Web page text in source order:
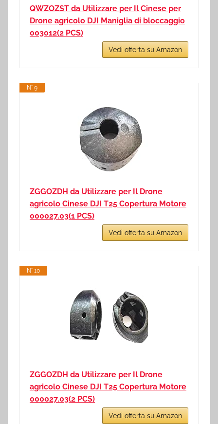
QWZOZST da Utilizzare per Il Cinese per
Drone agricolo DJI Maniglia di bloccaggio
003012(2 PCS)
Vedi offerta su Amazon
N° 9
ZGGOZDH da Utilizzare per Il Drone
agricolo Cinese DJI T25 Copertura Motore
000027.03(1 PCS)
Vedi offerta su Amazon
N° 10
ZGGOZDH da Utilizzare per Il Drone
agricolo Cinese DJI T25 Copertura Motore
000027.03(2 PCS)
Vedi offerta su Amazon